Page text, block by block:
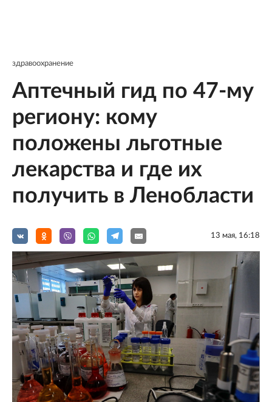
здравоохранение
Аптечный гид по 47-му
региону: кому
положены льготные
лекарства и где их
получить в Ленобласти
13 мая, 16:18